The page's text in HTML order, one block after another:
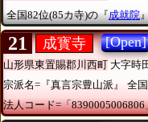
全国82位(85カ寺)の『成就院
21 成寳寺 [Open]
山形県東置賜郡川西町 大字時
宗派名=『真言宗豊山派』
全
法人コード=「8390005006806